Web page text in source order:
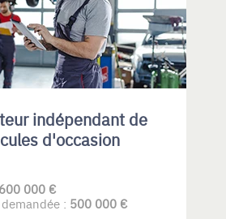
indépendant de
d'occasion
000 €
: 500 000 €